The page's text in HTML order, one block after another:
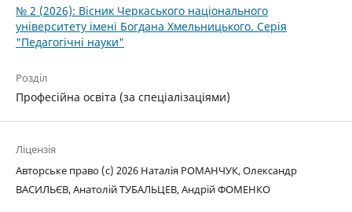
№ 2 (2026): Вісник Черкаського національного
університету імені Богдана Хмельницького. Серія
"Педагогічні науки"
Розділ
Професійна освіта (за спеціалізаціями)
Ліцензія
Авторське право (c) 2026 Наталія РОМАНЧУК, Олександр
ВАСИЛЬЄВ, Анатолій ТУБАЛЬЦЕВ, Андрій ФОМЕНКО